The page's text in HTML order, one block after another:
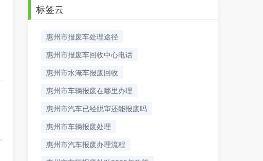
标签云
惠州市报废车处理途径
惠州市报废车回收中心电话
惠州市水淹车报废回收
惠州市车辆报废在哪里办理
惠州市汽车已经脱审还能报废吗
​惠州市车辆报废处理
惠州市汽车报废办理流程